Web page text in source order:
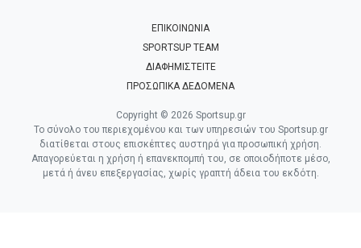
ΕΠΙΚΟΙΝΩΝΙΑ
SPORTSUP TEAM
ΔΙΑΦΗΜΙΣΤΕΙΤΕ
ΠΡΟΣΩΠΙΚΑ ΔΕΔΟΜΕΝΑ
Copyright © 2026 Sportsup.gr
Το σύνολο του περιεχομένου και των υπηρεσιών του Sportsup.gr
διατίθεται στους επισκέπτες αυστηρά για προσωπική χρήση.
Απαγορεύεται η χρήση ή επανεκπομπή του, σε οποιοδήποτε μέσο,
μετά ή άνευ επεξεργασίας, χωρίς γραπτή άδεια του εκδότη.